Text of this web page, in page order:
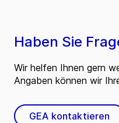
Haben Sie
Wir helfen Ihnen gern
Angaben können wir
GEA kontaktieren